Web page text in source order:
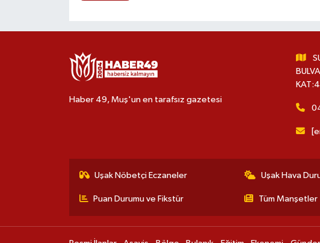
Haber 49, Muş'un en tarafsız gazetesi
Uşak Nöbetçi Eczaneler Uşak Hava
Puan Durumu ve Fikstür Tüm Manşetler